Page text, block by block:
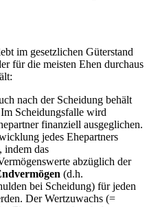
im gesetzlichen Güterstand
für die meisten Ehen durchaus
nach der Scheidung behält
Scheidungsfalle wird
finanziell ausgeglichen.
jedes Ehepartners
indem das
abzüglich der
(d.h.
bei Scheidung) für jeden
Der Wertzuwachs (=